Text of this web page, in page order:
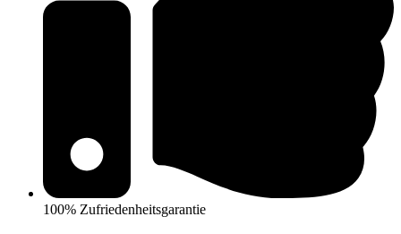
100% Zufriedenheitsgarantie